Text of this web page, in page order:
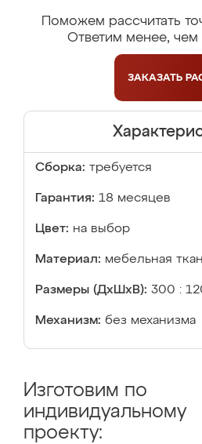
Поможем рассчитать
Ответим менее, чем
ЗАКАЗАТЬ
Сборка: требуется
Гарантия: 18 месяцев
Цвет: на выбор
Материал: мебельная
Размеры (ДхШхВ): 300 :
Механизм: без механизма
Изготовим по
индивидуальному
проекту: